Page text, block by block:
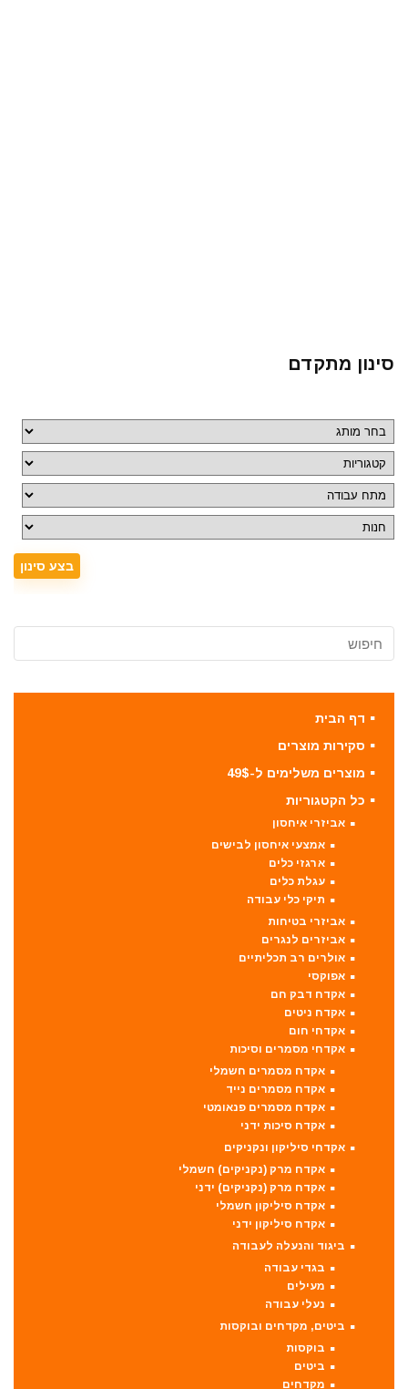
סינון מתקדם
דף הבית
סקירות מוצרים
מוצרים משלימים ל-49$
כל הקטגוריות
אביזרי איחסון
אמצעי איחסון לבישים
ארגזי כלים
עגלת כלים
תיקי כלי עבודה
אביזרי בטיחות
אביזרים לנגרים
אולרים רב תכליתיים
אפוקסי
אקדח דבק חם
אקדח ניטים
אקדחי חום
אקדחי מסמרים וסיכות
אקדח מסמרים חשמלי
אקדח מסמרים נייד
אקדח מסמרים פנאומטי
אקדח סיכות ידני
אקדחי סיליקון ונקניקים
אקדח מרק (נקניקים) חשמלי
אקדח מרק (נקניקים) ידני
אקדח סיליקון חשמלי
אקדח סיליקון ידני
ביגוד והנעלה לעבודה
בגדי עבודה
מעילים
נעלי עבודה
ביטים, מקדחים ובוקסות
בוקסות
ביטים
מקדחים